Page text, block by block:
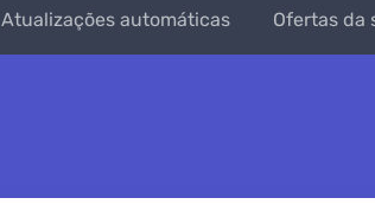
Atualizações automáticas Ofertas da